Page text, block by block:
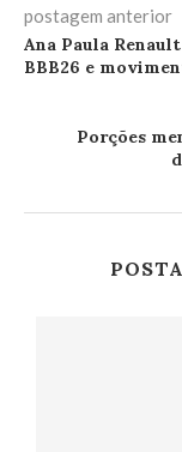
postagem anterior
Ana Paula
BBB26 e
Porções